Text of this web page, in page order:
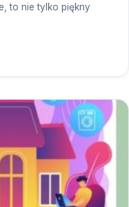
to nie tylko piękny